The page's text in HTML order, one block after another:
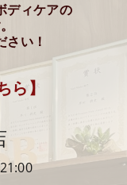
ディケアの
さい！
】